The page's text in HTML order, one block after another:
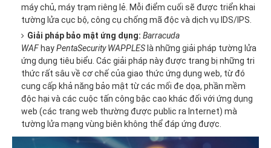
máy chủ, máy trạm riêng lẻ. Mỗi điểm cuối sẽ được triển khai
tường lửa cục bộ, công cụ chống mã độc và dịch vụ IDS/IPS.
Giải pháp bảo mật ứng dụng: Barracuda
WAF hayPentaSecurity WAPPLES là những giải pháp tường lửa
ứng dụng tiêu biểu. Các giải pháp này được trang bị những tri
thức rất sâu về cơ chế của giao thức ứng dụng web, từ đó
cung cấp khả năng bảo mật từ các mối đe dọa, phần mềm
độc hại và các cuộc tấn công bậc cao khác đối với ứng dụng
web (các trang web thường được public ra Internet) mà
tường lửa mạng vùng biên không thể đáp ứng được.